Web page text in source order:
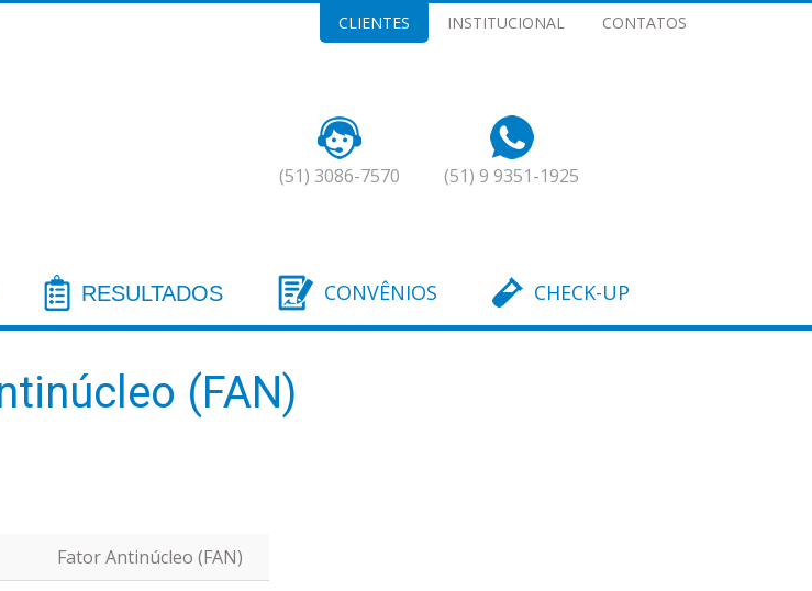
CLIENTES INSTITUCIONAL CONTATOS
(51) 3086-7570 (51) 9 9351-1925
RESULTADOS CONVÊNIOS CHECK-UP
(FAN)
Fator Antinúcleo (FAN)